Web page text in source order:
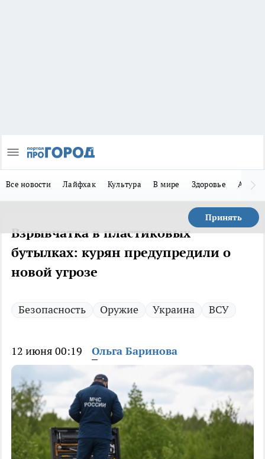
Все новости Лайфхак Культура В мире Здоровье Авто
Принять
Взрывчатка в пластиковых
бутылках: курян предупредили о
новой угрозе
Безопасность Оружие Украина ВСУ
12 июня 00:19 Ольга Баринова